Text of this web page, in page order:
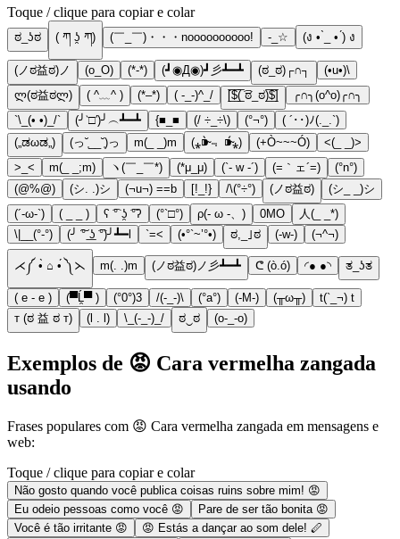
Toque / clique para copiar e colar
ಠ_ʖಠ ( ཀ ʖ̯ ཀ) (￣_￣)・・・noooooooooo! -_☆ (ง • ̀_ • ́) ง
(ノಠ益ಠ)ノ (o_O) (*-*) (┛◉Д◉)┛彡┻━┻ (ಠ_ಠ)┌∩┐
(•u•)\
ლ(ಠ益ಠლ)
( ^﹏^ ) (*–*) ( -_-)^_/ [̲̅$̲̅(̲̅ ͡ಠ_ಠ)̲̅$̲̅]
╭∩╮(o^o)╭∩╮
`\_(• •)_/`
(╯‵□′)╯︵┻━┻ {■_■ (/ ÷_÷\) (°¬°)
( ´･･)ﾉ(._.`)
(„ಡωಡ„)
(っ˘̩__˘̩)っ m(_ _)m (⁎⁍̴̀﹃ ⁍̴́⁎) (+Ò~~~Ó)
<(_ _)>
>_<
m(_ _;m) ヽ(￣_￣*) (*μ_μ) (`- w -´) (=｀ェ´=)
(°n°)
(@%@)
(シ. .)シ (¬u¬) ==b [!_!} /\(°÷°) (ノಠ益ಠ)
(シ_ _)シ
(´-ω-`)
( _ _ ) ʕ ͡° ʖ̯ ͡°ʔ (°`□°) ρ(- ω -、) 0MO
人(_ _*)
\|__(°-°)
(╯ ͠° ͟ʖ ͡°)╯┻━l `=< (•°`~’°•) ಠ,_｣ಠ (-w-) (¬^¬)
⋌༼ •̀ ⌂ •́ ༽⋋ m(. .)m (ノಠ益ಠ)ノ彡┻━┻ ᕦ (ò.ó) ◜● ●◝ ತ_ʖತ
( e - e ) (▀Ĺ̯▀ ) (°0°)3 /(-_-)\ (°a°) (-M-) (╥ω╥)
t(`_¬) t
т (ಠ 益 ಠ т)
(l . l) \_(-_-)_/ ಠ‿ಠ (o-_-o)
Exemplos de 😡 Cara vermelha zangada
usando
Frases populares com 😡 Cara vermelha zangada em mensagens e
web:
Toque / clique para copiar e colar
Não gosto quando você publica coisas ruins sobre mim! 😡
Eu odeio pessoas como você 😡
Pare de ser tão bonita 😡
Você é tão irritante 😡
😡 Estás a dançar ao som dele! 🪈